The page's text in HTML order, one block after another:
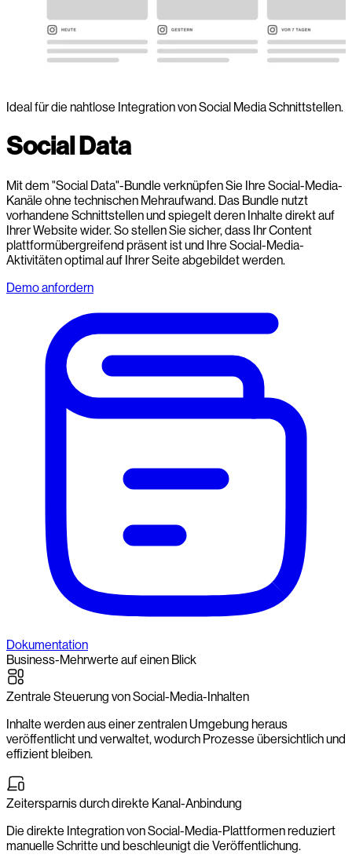
Ideal für die nahtlose Integration von Social Media Schnittstellen.
Social Data
Mit dem "Social Data"-Bundle verknüpfen Sie Ihre Social-Media-
Kanäle ohne technischen Mehraufwand. Das Bundle nutzt
vorhandene Schnittstellen und spiegelt deren Inhalte direkt auf
Ihrer Website wider. So stellen Sie sicher, dass Ihr Content
plattformübergreifend präsent ist und Ihre Social-Media-
Aktivitäten optimal auf Ihrer Seite abgebildet werden.
Demo anfordern
Dokumentation
Business-Mehrwerte auf einen Blick
Zentrale Steuerung von Social-Media-Inhalten
Inhalte werden aus einer zentralen Umgebung heraus
veröffentlicht und verwaltet, wodurch Prozesse übersichtlich und
effizient bleiben.
Zeitersparnis durch direkte Kanal-Anbindung
Die direkte Integration von Social-Media-Plattformen reduziert
manuelle Schritte und beschleunigt die Veröffentlichung.